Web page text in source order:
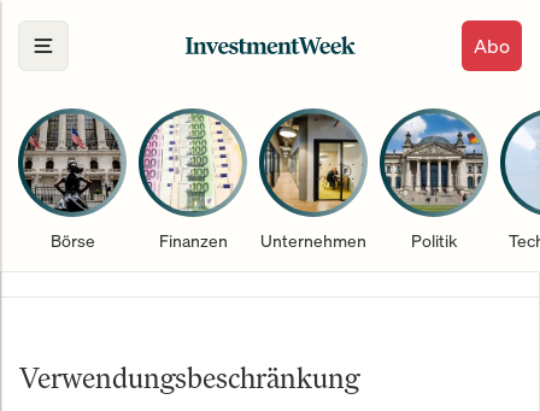
Abo
Börse Finanzen Unternehmen Politik
Verwendungsbeschränkung